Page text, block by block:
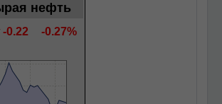
нефть
0.22 -0.27%